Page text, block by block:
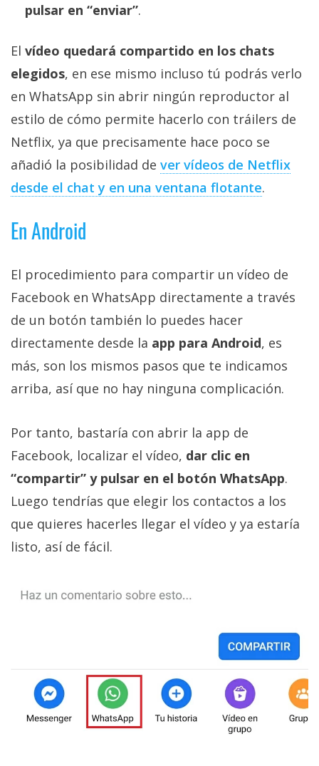
pulsar en “enviar”.
El vídeo quedará compartido en los chats
elegidos, en ese mismo incluso tú podrás verlo
en WhatsApp sin abrir ningún reproductor al
estilo de cómo permite hacerlo con tráilers de
Netflix, ya que precisamente hace poco se
añadió la posibilidad de ver vídeos de Netflix
desde el chat y en una ventana flotante.
En Android
El procedimiento para compartir un vídeo de
Facebook en WhatsApp directamente a través
de un botón también lo puedes hacer
directamente desde la app para Android, es
más, son los mismos pasos que te indicamos
arriba, así que no hay ninguna complicación.
Por tanto, bastaría con abrir la app de
Facebook, localizar el vídeo, dar clic en
“compartir” y pulsar en el botón WhatsApp.
Luego tendrías que elegir los contactos a los
que quieres hacerles llegar el vídeo y ya estaría
listo, así de fácil.